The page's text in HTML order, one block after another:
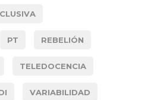
PT REBELIÓN
TELEDOCENCIA
VARIABILIDAD